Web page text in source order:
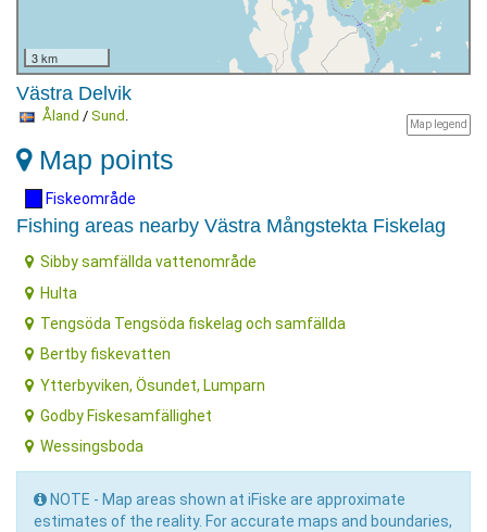
3 km
Västra Delvik
Map legend
Åland / Sund .
Map points
Fiskeområde
Fishing areas nearby Västra Mångstekta Fiskelag
Sibby samfällda vattenområde
Hulta
Tengsöda Tengsöda fiskelag och samfällda
Bertby fiskevatten
Ytterbyviken, Ösundet, Lumparn
Godby Fiskesamfällighet
Wessingsboda
NOTE - Map areas shown at iFiske are approximate
estimates of the reality. For accurate maps and boundaries,